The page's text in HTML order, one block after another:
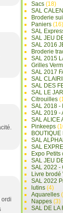
ordi
Sacs (18)
SAL
Broderie
Paniers (16)
SAL
SAL JEU
SAL 2016
Broderie
SAL 2015
Grilles
SAL 2017
SAL
SAL DES
SAL LE
Citrouilles
SAL 2018 -
SAL 2019 -
SAL ALICE
Pinkeeps
BOUTIQUE
SAL
SAL
Expo Petits
SAL JEU
SAL 2022 -
Livre brodé
SAL 2022
lutins (4)
Aquarelles
Nappes (3)
SAL DE LA